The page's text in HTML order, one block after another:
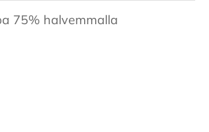
75% halvemmalla